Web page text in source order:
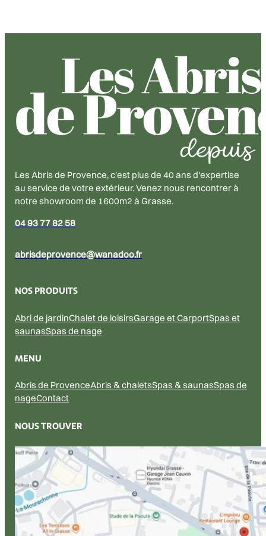
Les Abris de Provence, c'est plus de 40 ans d'expertise
au service de votre extérieur. Venez nous rencontrer à
notre showroom de 1600m2 à Grasse.
04 93 77 82 58
abrisdeprovence@wanadoo.fr
NOS PRODUITS
Abri de jardinChalet de loisirsGarage et CarportSpas et
saunasSpas de nage
MENU
Abris de ProvenceAbris & chaletsSpas & saunasSpas de
nageContact
NOUS TROUVER